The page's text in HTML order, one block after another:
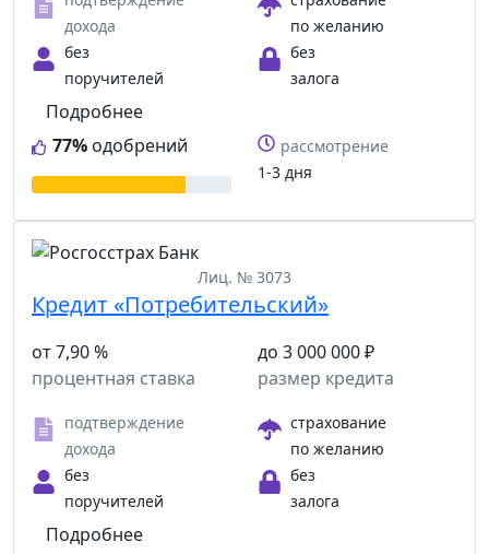
дохода
по желанию
без
поручителей
без
залога
77% одобрений
Подробнее
рассмотрение
1-3 дня
Лиц. № 3073
Кредит «Потребительский»
от 7,90 %
процентная ставка
до 3 000 000 ₽
размер кредита
подтверждение
дохода
страхование
по желанию
без
поручителей
без
залога
Подробнее